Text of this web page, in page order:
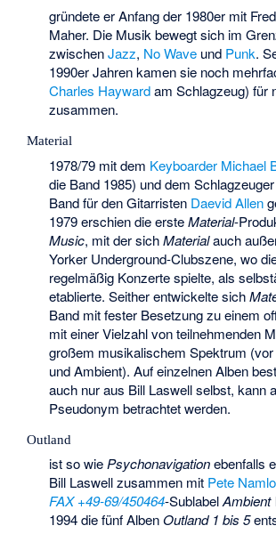
gründete er Anfang der 1980er mit
Maher. Die Musik bewegt sich im
zwischenJazz, No Waveund Punk.
1990er Jahren kamen sie noch
Charles Haywardam Schlagzeug) für
zusammen.
Material
1978/79 mit dem Keyboarder Michael
die Band 1985) und dem Schlagzeuger
Band für den Gitarristen Daevid Allen
1979 erschien die ersteMaterial-
Music, mit der sichMaterialauch
Yorker Underground-Clubszene, wo
regelmäßig Konzerte spielte, als
etablierte. Seither entwickelte sich
Band mit fester Besetzung zu einem
mit einer Vielzahl von teilnehmenden
großem musikalischem Spektrum (vor
und Ambient). Auf einzelnen Alben
auch nur aus Bill Laswell selbst, kann
Pseudonym betrachtet werden.
Outland
ist so wiePsychonavigationebenfalls
Bill Laswell zusammen mit Pete
FAX +49-69/450464-SublabelAmbient
1994 die fünf AlbenOutland 1 bis 5